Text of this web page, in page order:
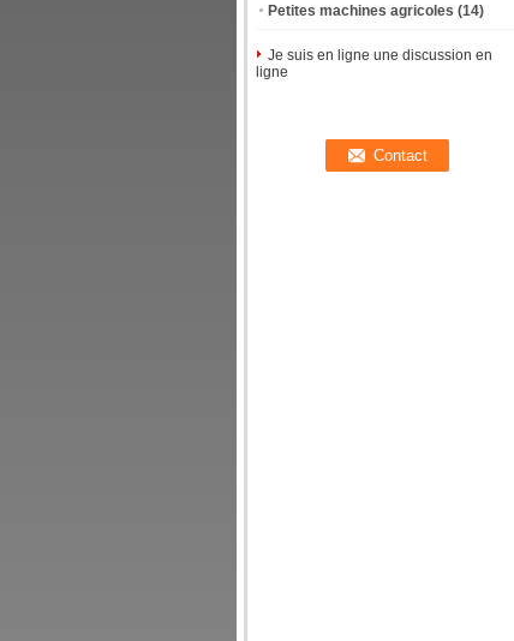
Petites machines agricoles (14)
Je suis en ligne une discussion en
ligne